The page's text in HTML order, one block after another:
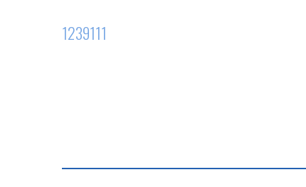
1239111